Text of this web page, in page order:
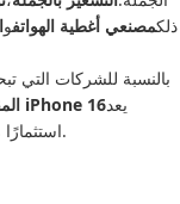
Soonleader ذلكمصنعي أغطية الهواتفو
بالنسبة للشركات التي
جراب Soonleader المقاوم للصدمات لجهاز iPhone 16يعد
استثمارًا ممتازًا لرفع مستوى عروض منتجاتهم وزيادة المبيعات.